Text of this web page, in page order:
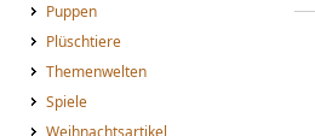
Puppen
Plüschtiere
Themenwelten
Spiele
Weihnachtsartikel